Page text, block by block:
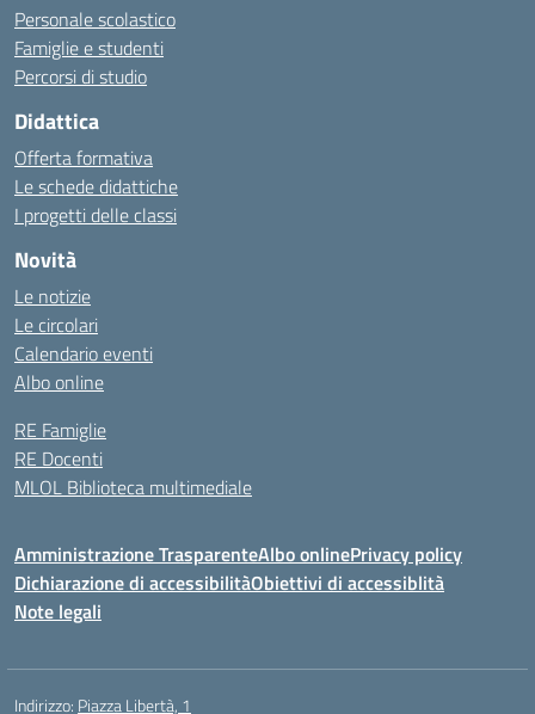
Personale scolastico
Famiglie e studenti
Percorsi di studio
Didattica
Offerta formativa
Le schede didattiche
I progetti delle classi
Novità
Le notizie
Le circolari
Calendario eventi
Albo online
RE Famiglie
RE Docenti
MLOL Biblioteca multimediale
Amministrazione TrasparenteAlbo onlinePrivacy policy
Dichiarazione di accessibilitàObiettivi di accessiblità
Note legali
Indirizzo: Piazza Libertà, 1